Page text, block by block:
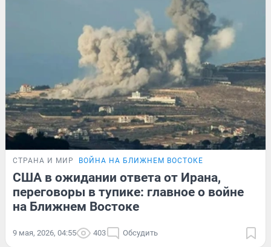
СТРАНА И МИР ВОЙНА НА БЛИЖНЕМ ВОСТОКЕ
США в ожидании ответа от Ирана,
переговоры в тупике: главное о войне
на Ближнем Востоке
9 мая, 2026, 04:55 403 Обсудить